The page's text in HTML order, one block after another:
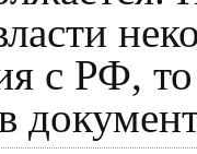
с РФ,